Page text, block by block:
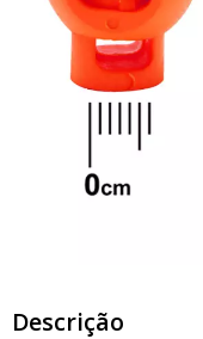
Descrição